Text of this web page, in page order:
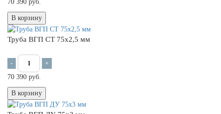
70 390 руб.
В корзину
Труба ВГП СТ 75х2,5 мм
-
+
70 390 руб.
В корзину